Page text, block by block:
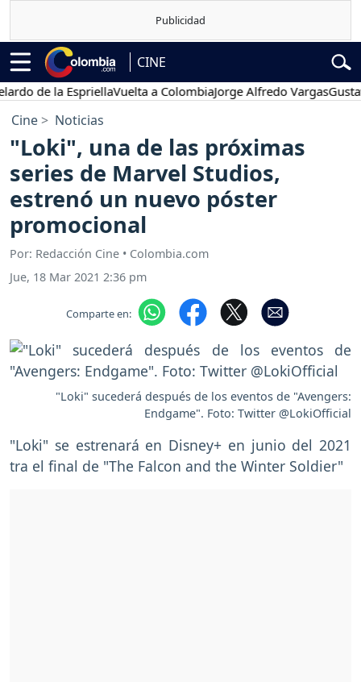
CINE
la EspriellaVuelta a ColombiaJorge Alfredo VargasGustavo
Cine Noticias
"Loki", una de las próximas
series de Marvel Studios,
estrenó un nuevo póster
promocional
Por: Redacción Cine • Colombia.com
Jue, 18 Mar 2021 2:36 pm
Comparte en:
"Loki" sucederá después de los eventos de "Avengers:
Endgame". Foto: Twitter @LokiOfficial
"Loki" se estrenará en Disney+ en junio del 2021
tra el final de "The Falcon and the Winter Soldier"